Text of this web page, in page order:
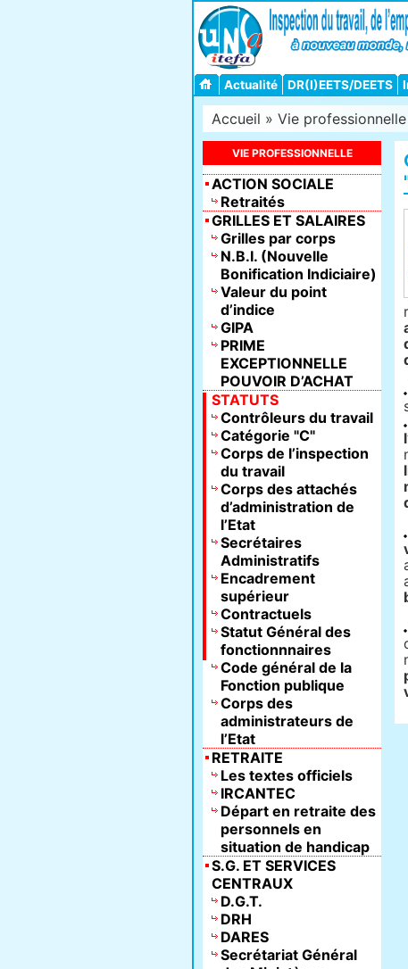
Actualité DR(I)EETS/DEETS
Accueil » Vie professionnelle
VIE PROFESSIONNELLE
ACTION SOCIALE
Retraités
GRILLES ET SALAIRES
Grilles par corps
N.B.I. (Nouvelle
Bonification Indiciaire)
Valeur du point
d’indice
GIPA
PRIME
EXCEPTIONNELLE
POUVOIR D’ACHAT
STATUTS
Contrôleurs du travail
Catégorie "C"
Corps de l’inspection
du travail
Corps des attachés
d’administration de
l’Etat
Secrétaires
Administratifs
Encadrement
supérieur
Contractuels
Statut Général des
fonctionnnaires
Code général de la
Fonction publique
Corps des
administrateurs de
l’Etat
RETRAITE
Les textes officiels
IRCANTEC
Départ en retraite des
personnels en
situation de handicap
S.G. ET SERVICES
CENTRAUX
D.G.T.
DRH
DARES
Secrétariat Général